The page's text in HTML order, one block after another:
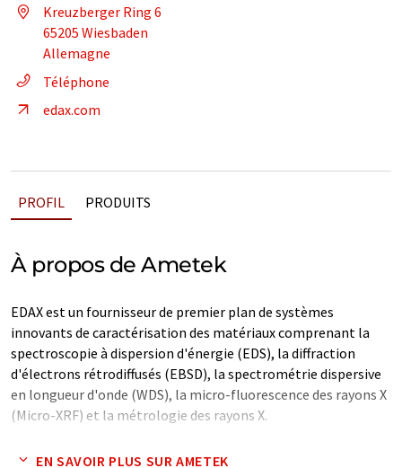
Kreuzberger Ring 6
65205 Wiesbaden
Allemagne
Téléphone
edax.com
PROFIL PRODUITS
À propos de Ametek
EDAX est un fournisseur de premier plan de systèmes
innovants de caractérisation des matériaux comprenant la
spectroscopie à dispersion d'énergie (EDS), la diffraction
d'électrons rétrodiffusés (EBSD), la spectrométrie dispersive
en longueur d'onde (WDS), la micro-fluorescence des rayons X
(Micro-XRF) et la métrologie des rayons X.
Les produits EDAX comprennent des outils autonomes, des
EN SAVOIR PLUS SUR AMETEK